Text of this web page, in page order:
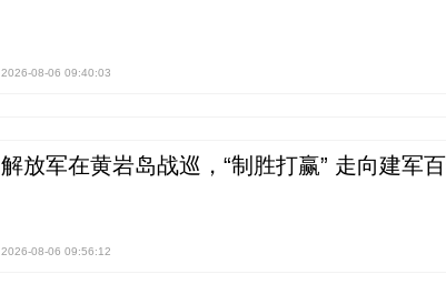
2026-08-06 09:40:03
解放军在黄岩岛战巡，“制胜打赢” 走向建军
2026-08-06 09:56:12